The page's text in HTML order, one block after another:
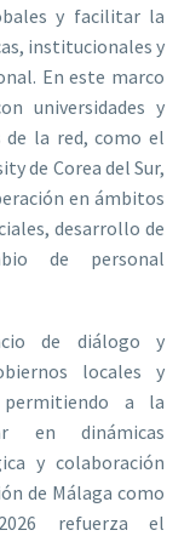
y facilitar la
institucionales y
En este marco
universidades y
la red, como el
de Corea del Sur,
en ámbitos
desarrollo de
de personal
de diálogo y
locales y
permitiendo a la
en dinámicas
y colaboración
de Málaga como
refuerza el